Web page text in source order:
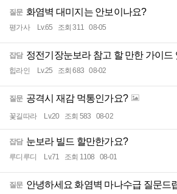
질문 화염벽 대미지는 안보이나요?
평가사 Lv.65 조회 311 08-05
잡담 정전기장눈보라 참고 할 만한 가이드
힙라인 Lv.25 조회 683 08-02
질문 공격시 재감 먹통인가요?
꽃길따라 Lv.20 조회 583 08-02
잡담 눈보라 빌드 할만한가요?
루디루디 Lv.71 조회 1108 08-01
질문 안녕하세요 화염벽 마나수급 질문드